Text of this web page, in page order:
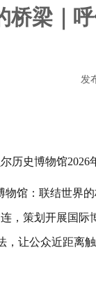
梁｜
发
历史博物馆2026
物馆：联结世界
，策划开展国
，让公众近距离